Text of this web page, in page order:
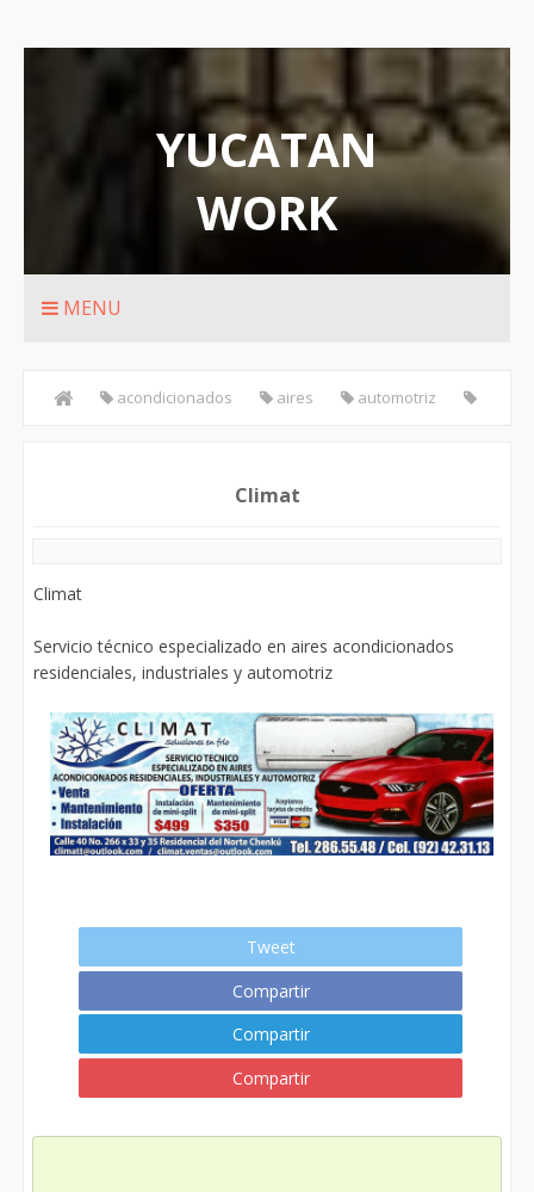
YUCATAN
WORK
Rutas de transporte urbanos de Merida
MENU
acondicionados aires automotriz
Climat
Climat
Servicio técnico especializado en aires acondicionados
residenciales, industriales y automotriz
Tweet
Compartir
Compartir
Compartir